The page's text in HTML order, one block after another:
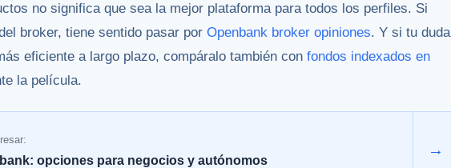
no significa que sea la mejor plataforma para todos los perfiles. Si
broker, tiene sentido pasar por Openbank broker opiniones. Y si tu duda
eficiente a largo plazo, compáralo también con fondos indexados en
la película.
opciones para negocios y autónomos
→